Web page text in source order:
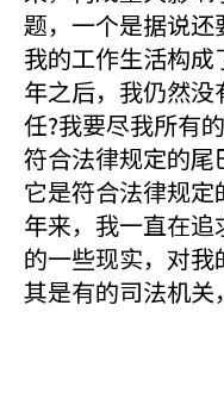
题，一个是据说
我的工作生活构
年之后，我仍然
任?我要尽我所有
符合法律规定的
它是符合法律规
年来，我一直在
的一些现实，对
其是有的司法机关